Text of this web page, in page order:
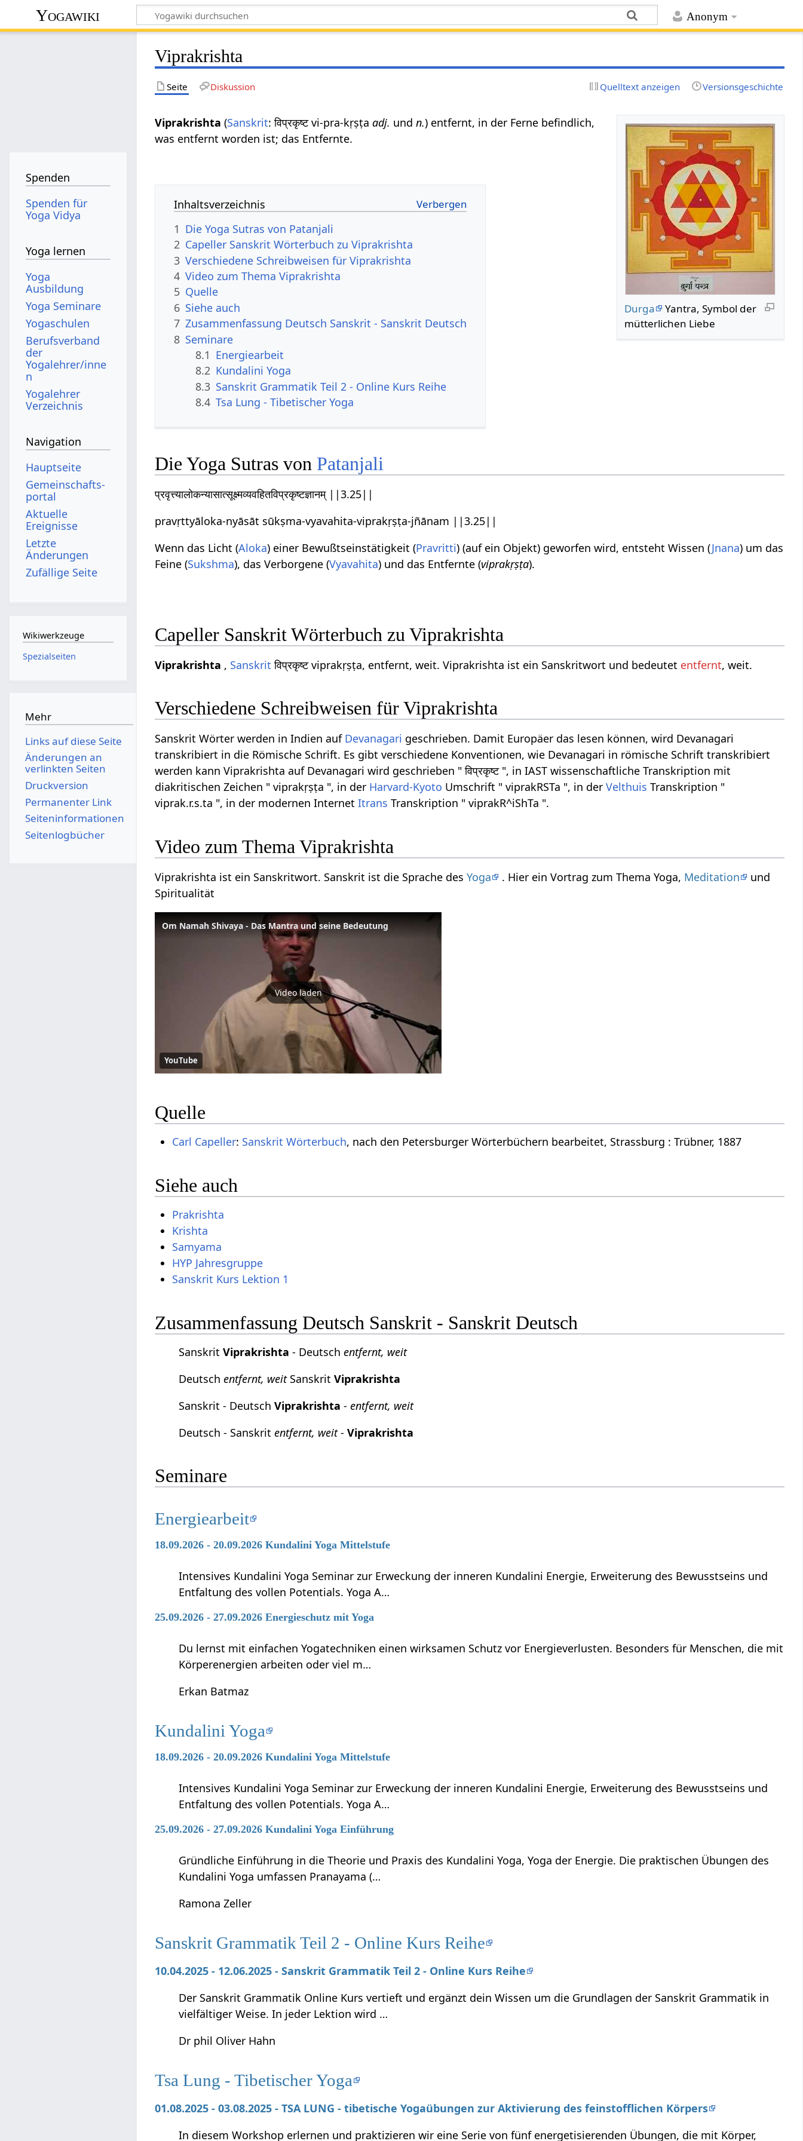
Anonym
Yogawiki
Viprakrishta
Seite Diskussion Quelltext anzeigen Versionsgeschichte
Durga
Yantra, Symbol der
mütterlichen Liebe
Viprakrishta (Sanskrit: विप्रकृष्ट vi-pra-kṛṣṭaadj. undn.) entfernt, in der Ferne befindlich,
was entfernt worden ist; das Entfernte.
Inhaltsverzeichnis
1 Die Yoga Sutras von Patanjali
2 Capeller Sanskrit Wörterbuch zu Viprakrishta
3 Verschiedene Schreibweisen für Viprakrishta
4 Video zum Thema Viprakrishta
5 Quelle
6 Siehe auch
7 Zusammenfassung Deutsch Sanskrit - Sanskrit Deutsch
8 Seminare
8.1 Energiearbeit
8.2 Kundalini Yoga
8.3 Sanskrit Grammatik Teil 2 - Online Kurs Reihe
8.4 Tsa Lung - Tibetischer Yoga
Die Yoga Sutras von Patanjali
प्रवृत्त्यालोकन्यासात्सूक्ष्मव्यवहितविप्रकृष्टज्ञानम् ||3.25||
pravṛttyāloka-nyāsāt sūkṣma-vyavahita-viprakṛṣṭa-jñānam ||3.25||
Wenn das Licht (Aloka) einer Bewußtseinstätigkeit (Pravritti) (auf ein Objekt) geworfen wird, entsteht Wissen (Jnana) um das
Feine (Sukshma), das Verborgene (Vyavahita) und das Entfernte (viprakṛṣṭa).
Capeller Sanskrit Wörterbuch zu Viprakrishta
Viprakrishta , Sanskrit विप्रकृष्ट viprakṛṣṭa, entfernt, weit. Viprakrishta ist ein Sanskritwort und bedeutet entfernt, weit.
Verschiedene Schreibweisen für Viprakrishta
Sanskrit Wörter werden in Indien auf Devanagari geschrieben. Damit Europäer das lesen können, wird Devanagari
transkribiert in die Römische Schrift. Es gibt verschiedene Konventionen, wie Devanagari in römische Schrift transkribiert
werden kann Viprakrishta auf Devanagari wird geschrieben " विप्रकृष्ट ", in IAST wissenschaftliche Transkription mit
diakritischen Zeichen " viprakṛṣṭa ", in der Harvard-Kyoto Umschrift " viprakRSTa ", in derVelthuis Transkription "
viprak.r.s.ta ", in der modernen InternetItrans Transkription " viprakR^iShTa ".
Video zum Thema Viprakrishta
Viprakrishta ist ein Sanskritwort. Sanskrit ist die Sprache desYoga . Hier ein Vortrag zum Thema Yoga, Meditation
und
Spiritualität
Om Namah Shivaya - Das Mantra und seine Bedeutung
Video laden
YouTube
Quelle
Carl Capeller: Sanskrit Wörterbuch, nach den Petersburger Wörterbüchern bearbeitet, Strassburg : Trübner, 1887
Siehe auch
Prakrishta
Krishta
Samyama
HYP Jahresgruppe
Sanskrit Kurs Lektion 1
Zusammenfassung Deutsch Sanskrit - Sanskrit Deutsch
SanskritViprakrishta - Deutschentfernt, weit
Deutschentfernt, weitSanskritViprakrishta
Sanskrit - DeutschViprakrishta -entfernt, weit
Deutsch - Sanskritentfernt, weit-Viprakrishta
Seminare
Energiearbeit
18.09.2026 - 20.09.2026 Kundalini Yoga Mittelstufe
Intensives Kundalini Yoga Seminar zur Erweckung der inneren Kundalini Energie, Erweiterung des Bewusstseins und
Entfaltung des vollen Potentials. Yoga A…
25.09.2026 - 27.09.2026 Energieschutz mit Yoga
Du lernst mit einfachen Yogatechniken einen wirksamen Schutz vor Energieverlusten. Besonders für Menschen, die mit
Körperenergien arbeiten oder viel m…
Erkan Batmaz
Kundalini Yoga
18.09.2026 - 20.09.2026 Kundalini Yoga Mittelstufe
Intensives Kundalini Yoga Seminar zur Erweckung der inneren Kundalini Energie, Erweiterung des Bewusstseins und
Entfaltung des vollen Potentials. Yoga A…
25.09.2026 - 27.09.2026 Kundalini Yoga Einführung
Gründliche Einführung in die Theorie und Praxis des Kundalini Yoga, Yoga der Energie. Die praktischen Übungen des
Kundalini Yoga umfassen Pranayama (…
Ramona Zeller
Sanskrit Grammatik Teil 2 - Online Kurs Reihe
10.04.2025 - 12.06.2025 - Sanskrit Grammatik Teil 2 - Online Kurs Reihe
Der Sanskrit Grammatik Online Kurs vertieft und ergänzt dein Wissen um die Grundlagen der Sanskrit Grammatik in
vielfältiger Weise. In jeder Lektion wird …
Dr phil Oliver Hahn
Tsa Lung - Tibetischer Yoga
01.08.2025 - 03.08.2025 - TSA LUNG - tibetische Yogaübungen zur Aktivierung des feinstofflichen Körpers
In diesem Workshop erlernen und praktizieren wir eine Serie von fünf energetisierenden Übungen, die mit Körper,
Spenden
Spenden für
Yoga Vidya
Yoga lernen
Yoga
Ausbildung
Yoga Seminare
Yogaschulen
Berufsverband
der
Yogalehrer/inne
n
Yogalehrer
Verzeichnis
Navigation
Hauptseite
Gemeinschafts­
portal
Aktuelle
Ereignisse
Letzte
Änderungen
Zufällige Seite
Wikiwerkzeuge
Spezialseiten
Mehr
Links auf diese Seite
Änderungen an
verlinkten Seiten
Druckversion
Permanenter Link
Seiten­­informationen
Seitenlogbücher